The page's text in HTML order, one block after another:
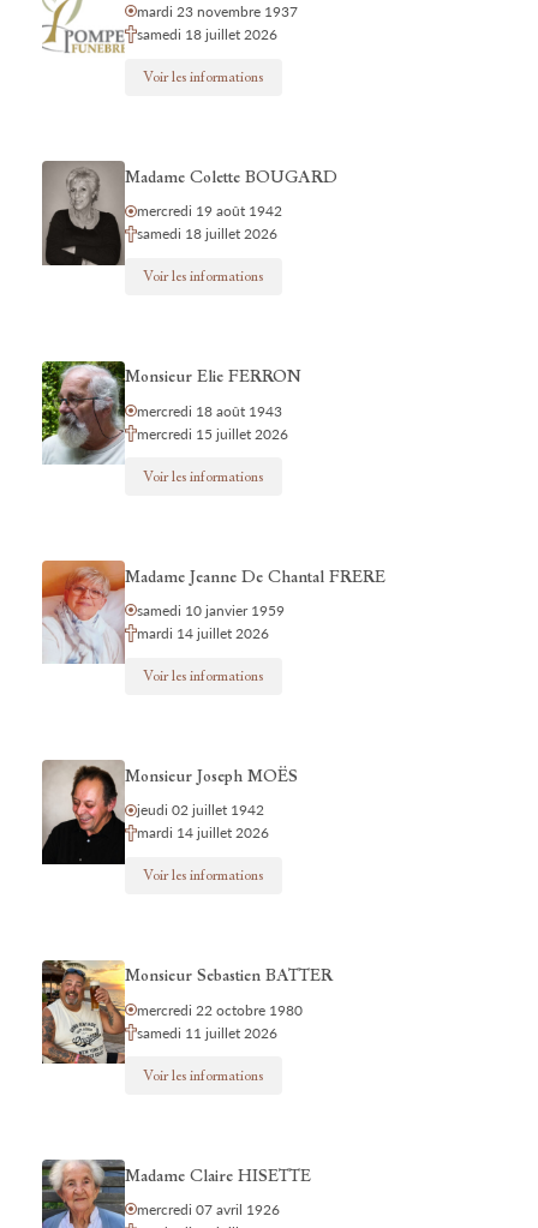
mardi 23 novembre 1937
samedi 18 juillet 2026
Voir les informations
Madame Colette BOUGARD
mercredi 19 août 1942
samedi 18 juillet 2026
Voir les informations
Monsieur Elie FERRON
mercredi 18 août 1943
mercredi 15 juillet 2026
Voir les informations
Madame Jeanne De Chantal FRERE
samedi 10 janvier 1959
mardi 14 juillet 2026
Voir les informations
Monsieur Joseph MOËS
jeudi 02 juillet 1942
mardi 14 juillet 2026
Voir les informations
Monsieur Sebastien BATTER
mercredi 22 octobre 1980
samedi 11 juillet 2026
Voir les informations
Madame Claire HISETTE
mercredi 07 avril 1926